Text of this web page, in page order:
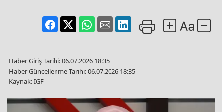
Haber Giriş Tarihi: 06.07.2026 18:35
Haber Güncellenme Tarihi: 06.07.2026 18:35
Kaynak: IGF